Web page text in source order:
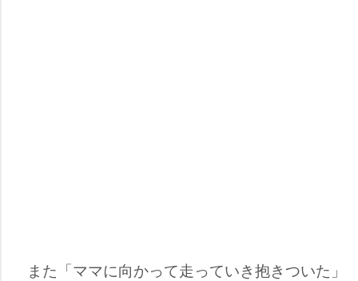
また「ママに向かって走っていき抱きついた」